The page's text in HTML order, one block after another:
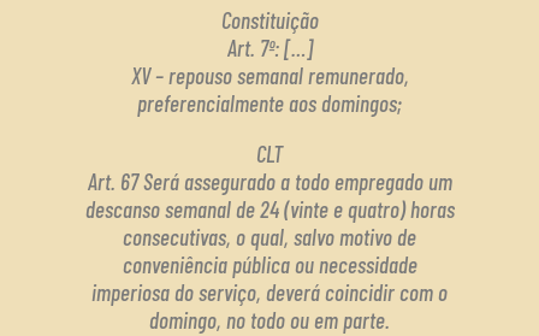
Constituição
Art. 7º: […]
XV – repouso semanal remunerado,
preferencialmente aos domingos;
CLT
Art. 67 Será assegurado a todo empregado um
descanso semanal de 24 (vinte e quatro) horas
consecutivas, o qual, salvo motivo de
conveniência pública ou necessidade
imperiosa do serviço, deverá coincidir com o
domingo, no todo ou em parte.